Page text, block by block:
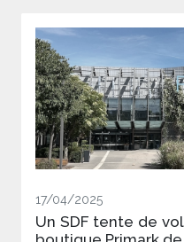
17/04/2025
Un SDF tente de